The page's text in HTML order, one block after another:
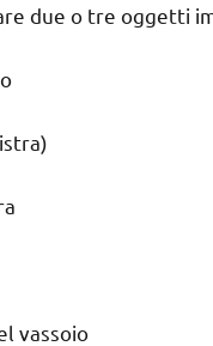
due o tre oggetti
vassoio